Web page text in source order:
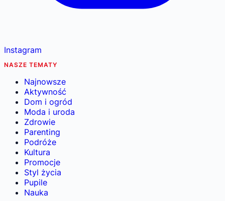
Instagram
NASZE TEMATY
Najnowsze
Aktywność
Dom i ogród
Moda i uroda
Zdrowie
Parenting
Podróże
Kultura
Promocje
Styl życia
Pupile
Nauka